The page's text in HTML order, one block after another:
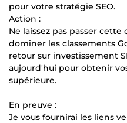
pour votre stratégie SEO.
Action :
Ne laissez pas passer
dominer les classements
retour sur investissement
aujourd'hui pour obtenir
supérieure.
En preuve :
Je vous fournirai les liens